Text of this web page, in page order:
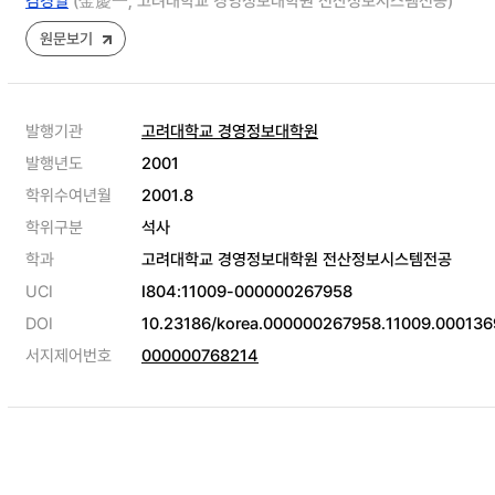
원문보기
발행기관
고려대학교 경영정보대학원
발행년도
2001
학위수여년월
2001.8
학위구분
석사
학과
고려대학교 경영정보대학원 전산정보시스템전공
UCI
I804:11009-000000267958
DOI
10.23186/
서지제어번호
000000768214